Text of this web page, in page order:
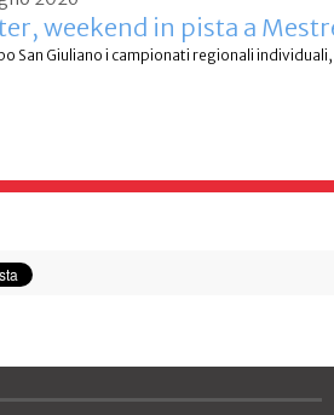
weekend in pista a
San Giuliano i campionati regionali